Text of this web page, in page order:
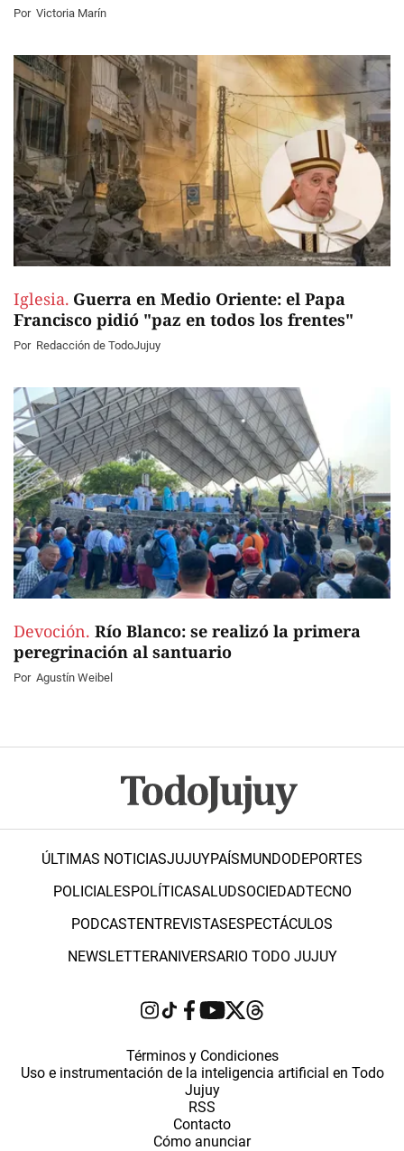
Por Victoria Marín
Iglesia. Guerra en Medio Oriente: el Papa
Francisco pidió "paz en todos los frentes"
Por Redacción de TodoJujuy
Devoción. Río Blanco: se realizó la primera
peregrinación al santuario
Por Agustín Weibel
ÚLTIMAS NOTICIASJUJUYPAÍSMUNDODEPORTES
POLICIALESPOLÍTICASALUDSOCIEDADTECNO
PODCASTENTREVISTASESPECTÁCULOS
NEWSLETTERANIVERSARIO TODO JUJUY
Términos y Condiciones
Uso e instrumentación de la inteligencia artificial en Todo
Jujuy
RSS
Contacto
Cómo anunciar